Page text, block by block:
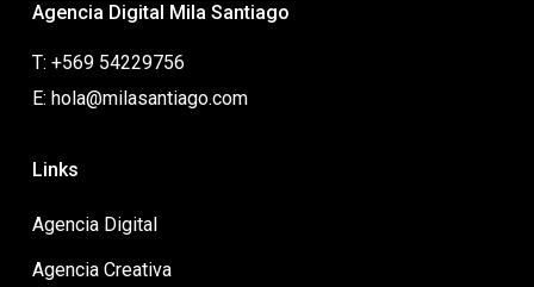
Agencia Digital Mila Santiago
T: +569 54229756
E: hola@milasantiago.com
Links
Agencia Digital
Agencia Creativa